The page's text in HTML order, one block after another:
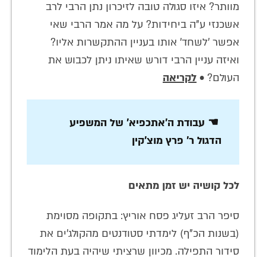
מוותר? איזו סגולה טובה לזיכרון נתן הרבי לרב
אשכנזי ע"ה ביחידות? על מה אמר הרבי שאי
אפשר 'לשחד' אותו בעניין ההתקשרות אליו?
ואיזה עניין הרבי דורש שאיתו ניתן לכבוש את
העולם? • לקריאה
☚ עבודת ה'אתכפיא' של המשפיע
הדגול ר' פרץ מוצ'קין
לכל קושיה יש זמן מתאים
סיפר הרב זעליג פסח אוריץ: בתקופה מסוימת
(בשנות הכ"ף) לימדתי סטודנטים מהקולג'ים את
סידור התפילה. מכיוון שרציתי שיהיה בעת הלימוד